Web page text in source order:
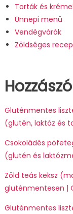
Torták és
Ünnepi menü
Vendégvárók
Zöldséges
Gluténmentes
(glutén, laktóz és
Csokoládés
(glutén és
Zöld teás keksz
gluténmentesen |
Gluténmentes